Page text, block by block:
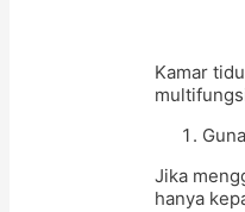
Kamar
Jika
hanya